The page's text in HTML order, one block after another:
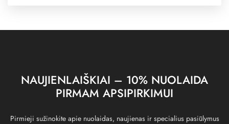
NAUJIENLAIŠKIAI – 10% NUOLAIDA
PIRMAM APSIPIRKIMUI
Pirmieji sužinokite apie nuolaidas, naujienas ir specialius pasiūlymus